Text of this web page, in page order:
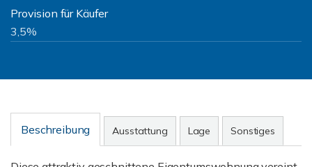
Provision für Käufer
3,5%
Beschreibung Ausstattung Lage Sonstiges